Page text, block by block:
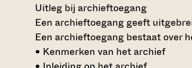
Uitleg bij archieftoegang
Een archieftoegang geeft
Een archieftoegang bestaat over
• Kenmerken van het archief